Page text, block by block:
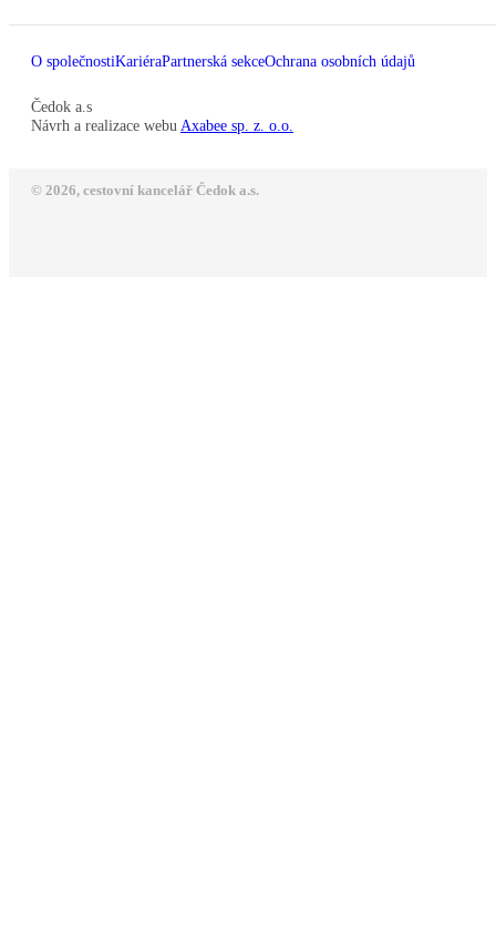
O společnostiKariéraPartnerská sekceOchrana osobních údajů
Čedok a.s
Návrh a realizace webu Axabee sp. z. o.o.
© 2026, cestovní kancelář Čedok a.s.